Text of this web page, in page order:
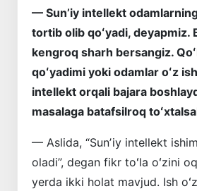
— Sunʼiy intellekt
tortib olib qoʻyadi, deyapmiz.
kengroq sharh bersangiz.
qoʻyadimi yoki odamlar oʻz
intellekt orqali bajara
masalaga batafsilroq
— Aslida, “Sunʼiy intellekt
oladi”, degan fikr toʻla oʻzini
yerda ikki holat mavjud. Ish